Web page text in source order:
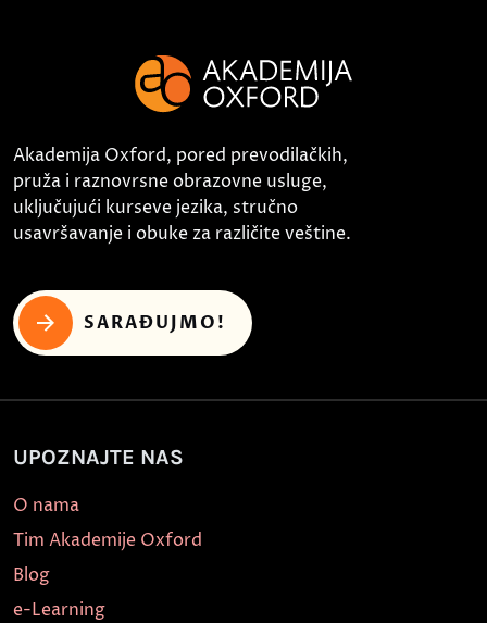
Akademija Oxford, pored prevodilačkih,
pruža i raznovrsne obrazovne usluge,
uključujući kurseve jezika, stručno
usavršavanje i obuke za različite veštine.
SARAĐUJMO!
UPOZNAJTE NAS
O nama
Tim Akademije Oxford
Blog
e-Learning